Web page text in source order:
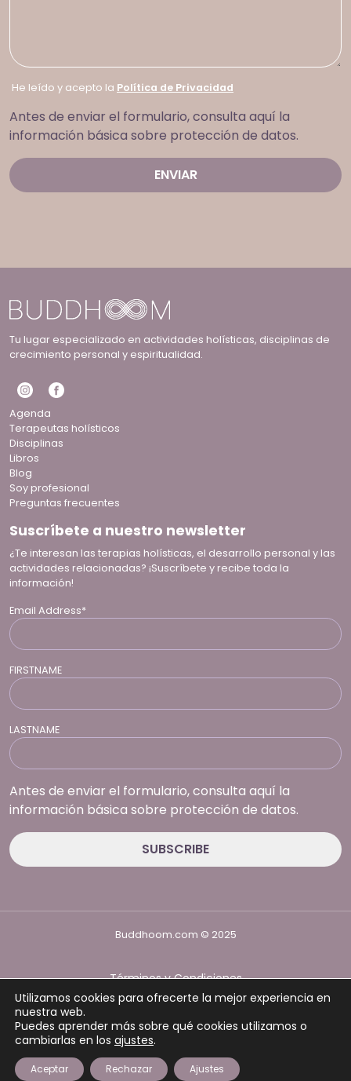
He leído y acepto la Política de Privacidad
Antes de enviar el formulario, consulta aquí la
información básica sobre protección de datos.
Tu lugar especializado en actividades holísticas, disciplinas de
crecimiento personal y espiritualidad.
Agenda
Terapeutas holísticos
Disciplinas
Libros
Blog
Soy profesional
Preguntas frecuentes
Suscríbete a nuestro newsletter
¿Te interesan las terapias holísticas, el desarrollo personal y las
actividades relacionadas? ¡Suscríbete y recibe toda la
información!
Email Address*
FIRSTNAME
LASTNAME
Antes de enviar el formulario, consulta aquí la
información básica sobre protección de datos.
Buddhoom.com © 2025
Términos y Condiciones
Política de Privacidad
Utilizamos cookies para ofrecerte la mejor experiencia en
nuestra web.
Puedes aprender más sobre qué cookies utilizamos o
cambiarlas en los ajustes.
Aceptar Rechazar Ajustes